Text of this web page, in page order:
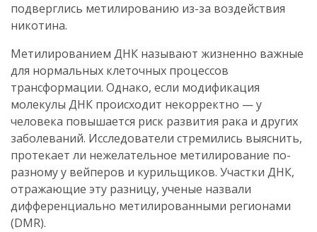
подверглись метилированию из-за воздействия
никотина.
Метилированием ДНК называют жизненно важные
для нормальных клеточных процессов
трансформации. Однако, если модификация
молекулы ДНК происходит некорректно — у
человека повышается риск развития рака и других
заболеваний. Исследователи стремились выяснить,
протекает ли нежелательное метилирование по-
разному у вейперов и курильщиков. Участки ДНК,
отражающие эту разницу, ученые назвали
дифференциально метилированными регионами
(DMR).